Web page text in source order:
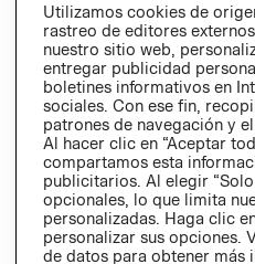
Utilizamos cookies de
rastreo de editores
nuestro sitio web,
entregar publicidad
boletines informativos en
sociales. Con ese fin,
patrones de navegación y
Al hacer clic en “Aceptar
compartamos esta
publicitarios. Al elegir
opcionales, lo que limita
personalizadas. Haga clic
personalizar sus opciones.
de datos para obtener más